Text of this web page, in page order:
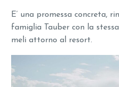
E’ una promessa concreta,
famiglia Tauber con la
meli attorno al resort.